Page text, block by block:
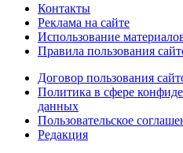
Контакты
Реклама на сайте
Использование
Правила пользования
Договор пользования
Политика в сфере
данных
Пользовательское
Редакция